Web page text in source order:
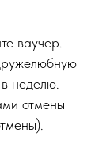
ваучер.
неделю.
отмены